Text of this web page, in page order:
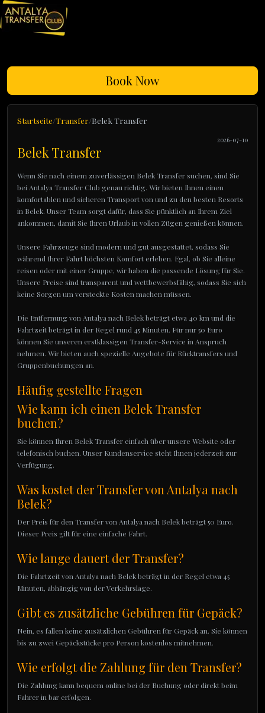
Book Now
Startseite Transfer Belek Transfer
2026-07-10
Belek Transfer
Wenn Sie nach einem zuverlässigen Belek Transfer suchen, sind Sie
bei Antalya Transfer Club genau richtig. Wir bieten Ihnen einen
komfortablen und sicheren Transport von und zu den besten Resorts
in Belek. Unser Team sorgt dafür, dass Sie pünktlich an Ihrem Ziel
ankommen, damit Sie Ihren Urlaub in vollen Zügen genießen können.
Unsere Fahrzeuge sind modern und gut ausgestattet, sodass Sie
während Ihrer Fahrt höchsten Komfort erleben. Egal, ob Sie alleine
reisen oder mit einer Gruppe, wir haben die passende Lösung für Sie.
Unsere Preise sind transparent und wettbewerbsfähig, sodass Sie sich
keine Sorgen um versteckte Kosten machen müssen.
Die Entfernung von Antalya nach Belek beträgt etwa 40 km und die
Fahrtzeit beträgt in der Regel rund 45 Minuten. Für nur 50 Euro
können Sie unseren erstklassigen Transfer-Service in Anspruch
nehmen. Wir bieten auch spezielle Angebote für Rücktransfers und
Gruppenbuchungen an.
Häufig gestellte Fragen
Wie kann ich einen Belek Transfer
buchen?
Sie können Ihren Belek Transfer einfach über unsere Website oder
telefonisch buchen. Unser Kundenservice steht Ihnen jederzeit zur
Verfügung.
Was kostet der Transfer von Antalya nach
Belek?
Der Preis für den Transfer von Antalya nach Belek beträgt 50 Euro.
Dieser Preis gilt für eine einfache Fahrt.
Wie lange dauert der Transfer?
Die Fahrtzeit von Antalya nach Belek beträgt in der Regel etwa 45
Minuten, abhängig von der Verkehrslage.
Gibt es zusätzliche Gebühren für Gepäck?
Nein, es fallen keine zusätzlichen Gebühren für Gepäck an. Sie können
bis zu zwei Gepäckstücke pro Person kostenlos mitnehmen.
Wie erfolgt die Zahlung für den Transfer?
Die Zahlung kann bequem online bei der Buchung oder direkt beim
Fahrer in bar erfolgen.